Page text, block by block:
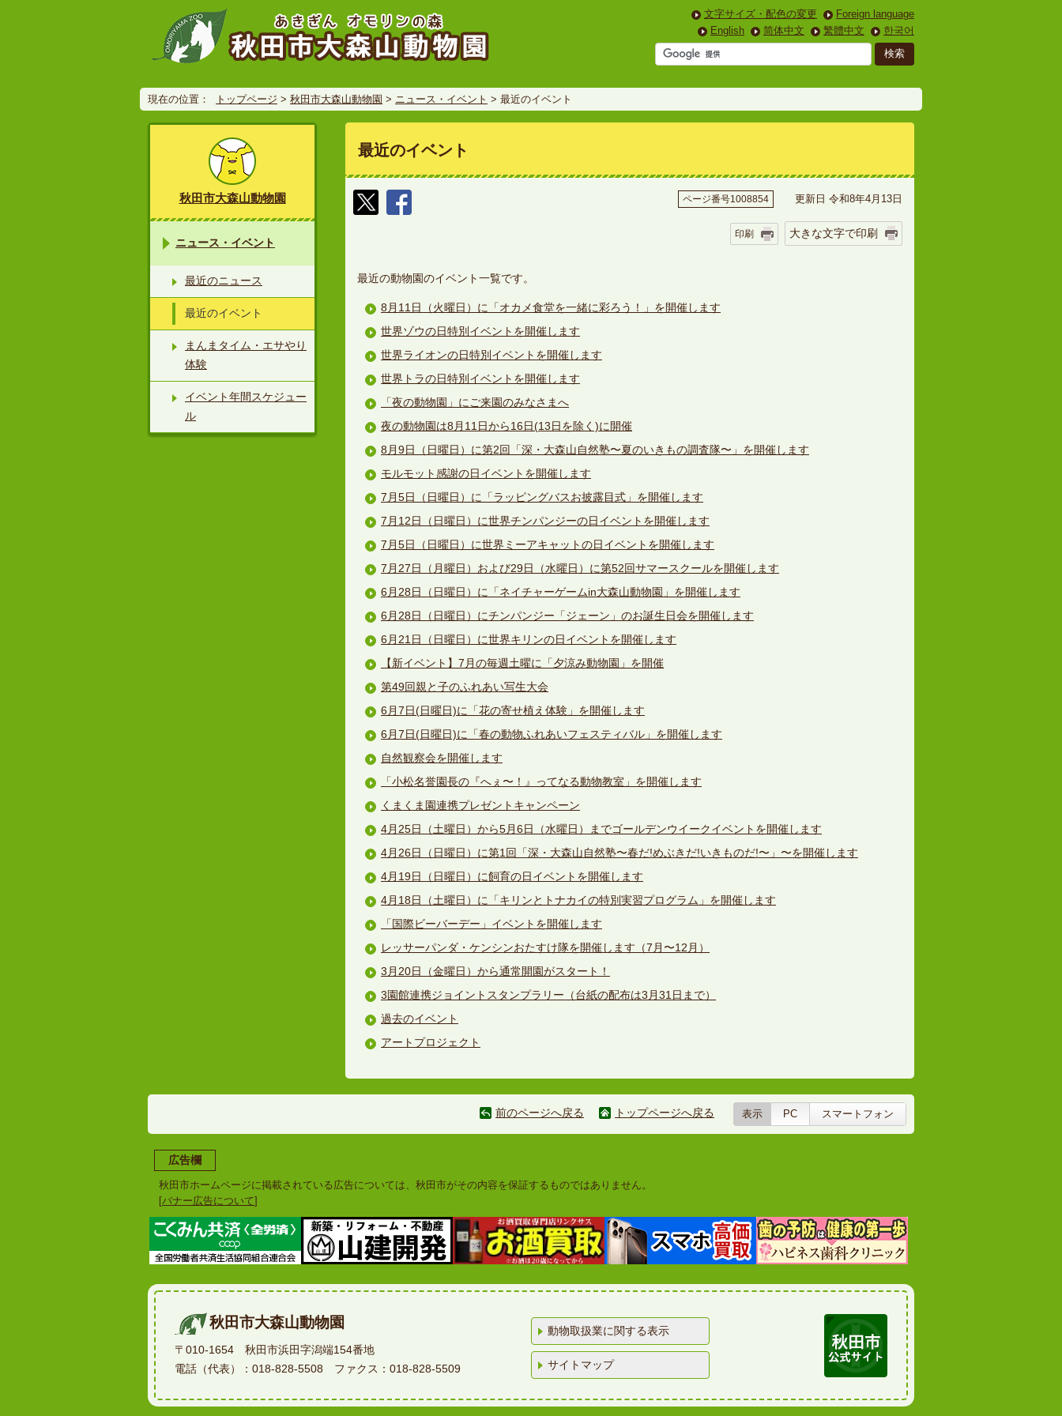
文字サイズ・配色の変更
Foreign language
English
简体中文 繁體中文 한국어
現在の位置： トップページ > 秋田市大森山動物園 > ニュース・イベント > 最近のイベント
最近のイベント
ページ番号1008854 更新日 令和8年4月13日
印刷 大きな文字で印刷
最近の動物園のイベント一覧です。
8月11日（火曜日）に「オカメ食堂を一緒に彩ろう！」を開催します
世界ゾウの日特別イベントを開催します
世界ライオンの日特別イベントを開催します
世界トラの日特別イベントを開催します
「夜の動物園」にご来園のみなさまへ
夜の動物園は8月11日から16日(13日を除く)に開催
8月9日（日曜日）に第2回「深・大森山自然塾〜夏のいきもの調査隊〜」を開催します
モルモット感謝の日イベントを開催します
7月5日（日曜日）に「ラッピングバスお披露目式」を開催します
7月12日（日曜日）に世界チンパンジーの日イベントを開催します
7月5日（日曜日）に世界ミーアキャットの日イベントを開催します
7月27日（月曜日）および29日（水曜日）に第52回サマースクールを開催します
6月28日（日曜日）に「ネイチャーゲームin大森山動物園」を開催します
6月28日（日曜日）にチンパンジー「ジェーン」のお誕生日会を開催します
6月21日（日曜日）に世界キリンの日イベントを開催します
【新イベント】7月の毎週土曜に「夕涼み動物園」を開催
第49回親と子のふれあい写生大会
6月7日(日曜日)に「花の寄せ植え体験」を開催します
6月7日(日曜日)に「春の動物ふれあいフェスティバル」を開催します
自然観察会を開催します
「小松名誉園長の『へぇ〜！』ってなる動物教室」を開催します
くまくま園連携プレゼントキャンペーン
4月25日（土曜日）から5月6日（水曜日）までゴールデンウイークイベントを開催します
4月26日（日曜日）に第1回「深・大森山自然塾〜春だ!めぶきだ!いきものだ!〜」〜を開催します
4月19日（日曜日）に飼育の日イベントを開催します
4月18日（土曜日）に「キリンとトナカイの特別実習プログラム」を開催します
「国際ビーバーデー」イベントを開催します
レッサーパンダ・ケンシンおたすけ隊を開催します（7月〜12月）
3月20日（金曜日）から通常開園がスタート！
3園館連携ジョイントスタンプラリー（台紙の配布は3月31日まで）
過去のイベント
アートプロジェクト
秋田市大森山動物園
ニュース・イベント
最近のニュース
最近のイベント
まんまタイム・エサやり
体験
イベント年間スケジュー
ル
前のページへ戻る トップページへ戻る 表示 PC スマートフォン
広告欄
秋田市ホームページに掲載されている広告については、秋田市がその内容を保証するものではありません。
[バナー広告について]
秋田市大森山動物園
〒010-1654 秋田市浜田字潟端154番地
電話（代表）：018-828-5508 ファクス：018-828-5509
動物取扱業に関する表示
サイトマップ